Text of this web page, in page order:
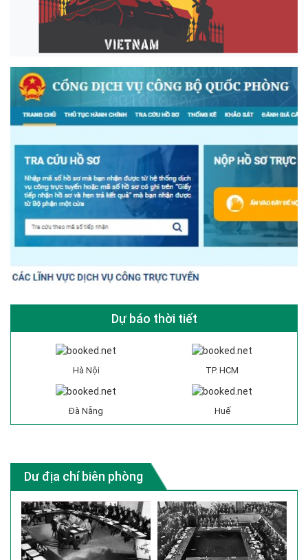
Dự báo thời tiết
Hà Nội TP. HCM
Đà Nẵng Huế
Dư địa chí biên phòng